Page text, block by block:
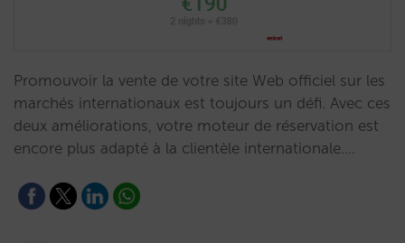
Promouvoir la vente de votre site Web officiel sur les
marchés internationaux est toujours un défi. Avec ces
deux améliorations, votre moteur de réservation est
encore plus adapté à la clientèle internationale.…